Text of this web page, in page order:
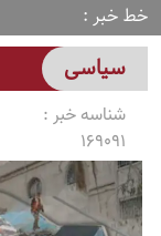
خط خبر
سیاسی
شناسه خبر :
169091